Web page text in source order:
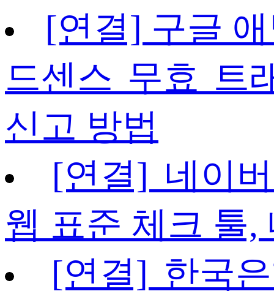
[연결] 구글
드센스 무효 트
신고 방법
[연결] 네이
웹 표준 체크 툴,
[연결] 한국